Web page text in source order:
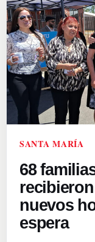
SANTA MARÍA
68
nuevos
espera